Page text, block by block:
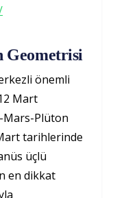
Geometrisi
önemli
Mart
Mars-Plüton
tarihlerinde
üçlü
en dikkat